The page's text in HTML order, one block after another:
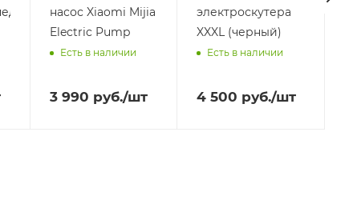
насос Xiaomi Mijia
Electric Pump
Есть в наличии
3 990 руб./шт
электроскутера
XXXL (черный)
Есть в наличии
4 500 руб./шт